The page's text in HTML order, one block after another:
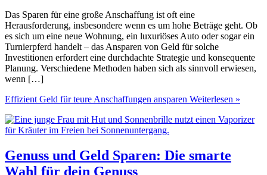
Das Sparen für eine große Anschaffung ist oft eine
Herausforderung, insbesondere wenn es um hohe Beträge geht. Ob
es sich um eine neue Wohnung, ein luxuriöses Auto oder sogar ein
Turnierpferd handelt – das Ansparen von Geld für solche
Investitionen erfordert eine durchdachte Strategie und konsequente
Planung. Verschiedene Methoden haben sich als sinnvoll erwiesen,
wenn […]
Effizient Geld für teure Anschaffungen ansparen Weiterlesen »
Genuss und Geld Sparen: Die smarte
Wahl für dein Genuss